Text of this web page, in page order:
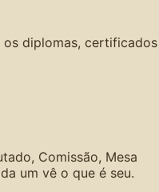
diplomas, certificados
Comissão, Mesa
um vê o que é seu.